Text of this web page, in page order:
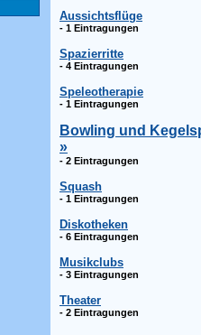
Aussichtsflüge
- 1 Eintragungen
Spazierritte
- 4 Eintragungen
Speleotherapie
- 1 Eintragungen
Bowling und
»
- 2 Eintragungen
Squash
- 1 Eintragungen
Diskotheken
- 6 Eintragungen
Musikclubs
- 3 Eintragungen
Theater
- 2 Eintragungen